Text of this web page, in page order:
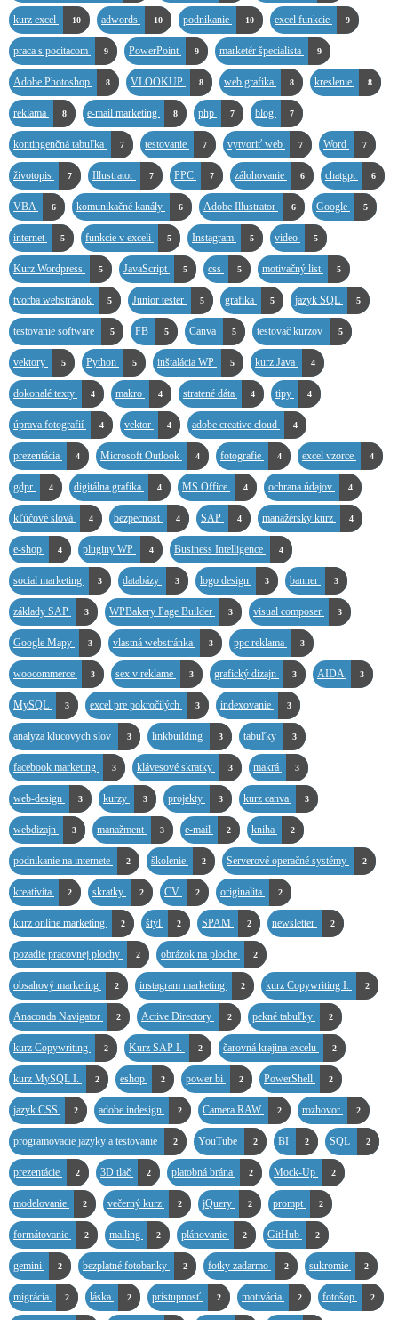
kurz excel 10 adwords 10 podnikanie 10 excel funkcie 9
praca s pocitacom 9 PowerPoint 9 marketér špecialista 9
Adobe Photoshop 8 VLOOKUP 8 web grafika 8 kreslenie 8
reklama 8 e-mail marketing 8 php 7 blog 7
kontingenčná tabuľka 7 testovanie 7 vytvoriť web 7 Word 7
životopis 7 Illustrator 7 PPC 7 zálohovanie 6 chatgpt 6
VBA 6 komunikačné kanály 6 Adobe Illustrator 6 Google 5
internet 5 funkcie v exceli 5 Instagram 5 video 5
Kurz Wordpress 5 JavaScript 5 css 5 motivačný list 5
tvorba webstránok 5 Junior tester 5 grafika 5 jazyk SQL 5
testovanie software 5 FB 5 Canva 5 testovač kurzov 5
vektory 5 Python 5 inštalácia WP 5 kurz Java 4
dokonalé texty 4 makro 4 stratené dáta 4 tipy 4
úprava fotografií 4 vektor 4 adobe creative cloud 4
prezentácia 4 Microsoft Outlook 4 fotografie 4 excel vzorce 4
gdpr 4 digitálna grafika 4 MS Office 4 ochrana údajov 4
kľúčové slová 4 bezpecnost 4 SAP 4 manažérsky kurz 4
e-shop 4 pluginy WP 4 Business Intelligence 4
social marketing 3 databázy 3 logo design 3 banner 3
základy SAP 3 WPBakery Page Builder 3 visual composer 3
Google Mapy 3 vlastná webstránka 3 ppc reklama 3
woocommerce 3 sex v reklame 3 grafický dizajn 3 AIDA 3
MySQL 3 excel pre pokročilých 3 indexovanie 3
analyza klucovych slov 3 linkbuilding 3 tabuľky 3
facebook marketing 3 klávesové skratky 3 makrá 3
web-design 3 kurzy 3 projekty 3 kurz canva 3
webdizajn 3 manažment 3 e-mail 2 kniha 2
podnikanie na internete 2 školenie 2 Serverové operačné systémy 2
kreativita 2 skratky 2 CV 2 originalita 2
kurz online marketing 2 štýl 2 SPAM 2 newsletter 2
pozadie pracovnej plochy 2 obrázok na ploche 2
obsahový marketing 2 instagram marketing 2 kurz Copywriting I. 2
Anaconda Navigator 2 Active Directory 2 pekné tabuľky 2
kurz Copywriting 2 Kurz SAP I. 2 čarovná krajina excelu 2
kurz MySQL I. 2 eshop 2 power bi 2 PowerShell 2
jazyk CSS 2 adobe indesign 2 Camera RAW 2 rozhovor 2
programovacie jazyky a testovanie 2 YouTube 2 BI 2 SQL 2
prezentácie 2 3D tlač 2 platobná brána 2 Mock-Up 2
modelovanie 2 večerný kurz 2 jQuery 2 prompt 2
formátovanie 2 mailing 2 plánovanie 2 GitHub 2
gemini 2 bezplatné fotobanky 2 fotky zadarmo 2 sukromie 2
migrácia 2 láska 2 prístupnosť 2 motivácia 2 fotošop 2